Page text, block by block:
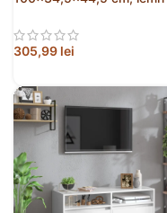
305,99 lei